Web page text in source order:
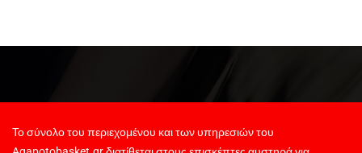
Το σύνολο του περιεχομένου και των υπηρεσιών του